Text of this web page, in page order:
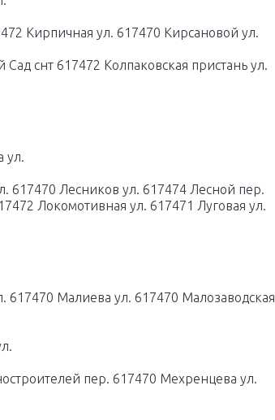
Кирпичная ул. 617470 Кирсановой ул.
снт 617472 Колпаковская пристань ул.
ул.
617470 Лесников ул. 617474 Лесной пер.
Локомотивная ул. 617471 Луговая ул.
617470 Малиева ул. 617470 Малозаводская
пер. 617470 Мехренцева ул.